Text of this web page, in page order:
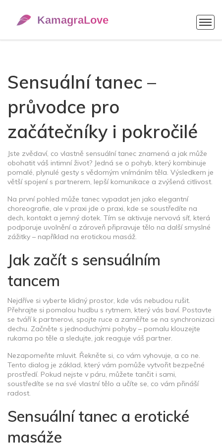
Sensuální tanec –
průvodce pro
začátečníky i pokročilé
Jste zvědaví, co vlastně sensuální tanec znamená a jak může
obohatit váš intimní život? Jedná se o pohyb, který kombinuje
pomalé, plynulé gesty s vědomým vnímáním těla. Výsledkem je
větší spojení s partnerem, lepší komunikace a zvýšená citlivost.
Na první pohled může tanec vypadat jen jako elegantní
choreografie, ale v praxi jde o praxi, kde se soustředíte na
dech, kontakt a jemný dotek. Tím se aktivuje nervová síť, která
podporuje uvolnění a zároveň připravuje tělo na další smyslné
zážitky – například na erotickou masáž.
Jak začít s sensuálním
tancem
Nejdříve si vyberte klidný prostor, kde vás nebudou rušit.
Přehrajte si pomalou hudbu s rytmem, který vás baví. Postavte
se tváří k partnerovi, spojte ruce a zaměřte se na synchronizaci
dechu. Začněte s jednoduchými pohyby – pomalu klouzejte
rukama po těle a sledujte, jak reaguje váš partner.
Nezapomeňte mluvit. Řekněte si, co vám vyhovuje, a co ne.
Tento dialog je základ, který vám pomůže vytvořit bezpečné
prostředí. Pokud nejste v páru, můžete tančit i sami,
soustředíte se na své vlastní tělo a učíte se, co vám přináší
radost.
Sensuální tanec a erotické
masáže